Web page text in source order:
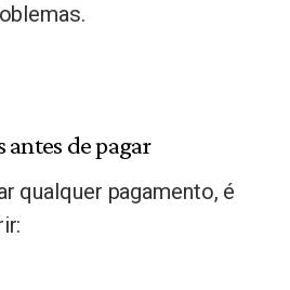
antes de pagar
qualquer pagamento, é